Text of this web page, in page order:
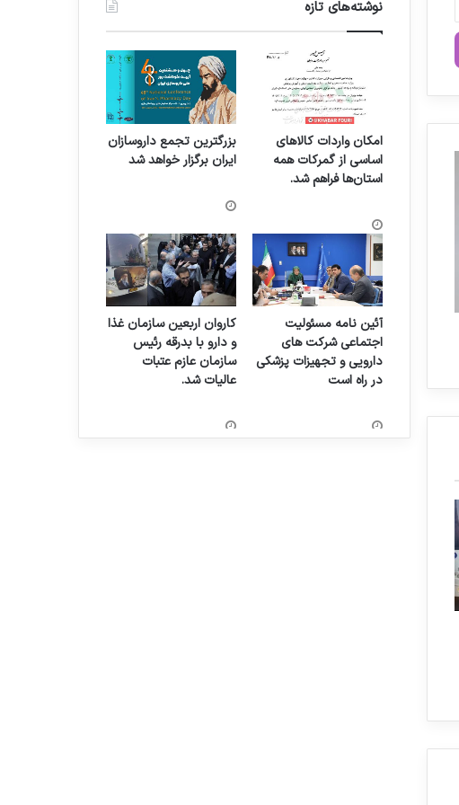
نوشته‌های تازه
امکان واردات کالاهای
اساسی از گمرکات همه
استان‌ها فراهم شد.
بزرگترین تجمع داروسازان
ایران برگزار خواهد شد
آئین نامه مسئولیت
اجتماعی شرکت های
دارویی و تجهیزات پزشکی
در راه است
کاروان اربعین سازمان غذا
و دارو با بدرقه رئیس
سازمان عازم عتبات
عالیات شد.